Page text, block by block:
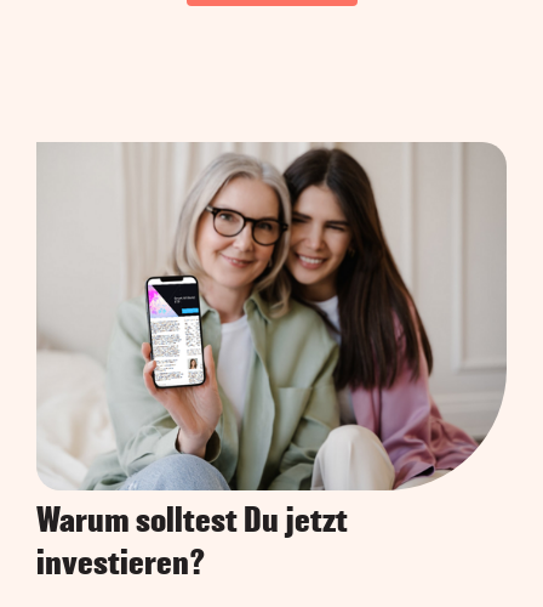
Warum solltest Du jetzt
investieren?